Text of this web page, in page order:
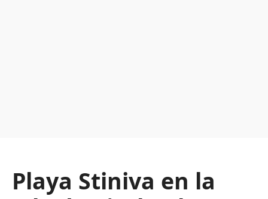
Playa Stiniva en la